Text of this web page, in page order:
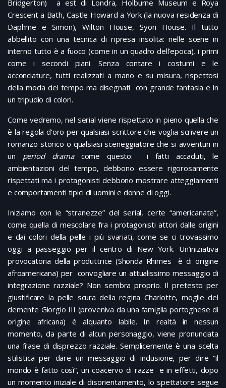
Bridgerton) a est di Londra, Holburne Museum e Roya
Crescent a Bath, Castle Howard a York (la nuova residenza di
Daphme e Simon), Wilton House, Syon House. Il tutto
abbellito con una tecnica di ripresa insolita: nelle scene in
interno tutto è a fuoco (come in un quadro dell’epoca), i primi
come i secondi piani. Senza contare i costumi e le
acconciature, tutti realizzati a mano e su misura, rispettosi
della moda del tempo ma disegnati con grande fantasia e in
un tripudio di colori.
Come vedremo, nel serial viene rispettato in pieno quella che
è la regola d’oro per qualsiasi scrittore che voglia scrivere un
romanzo storico o qualsiasi sceneggiatore che si avventuri in
un period dramacome questo: i fatti accaduti, le
ambientazioni del tempo, debbono essere rigorosamente
rispettati ma i protagonisti debbono mostrare atteggiamenti
e comportamenti tipici di uomini e donne di oggi.
Iniziamo con le “stranezze” del serial, certe “americanate”,
come quella di mescolare fra i protagonisti attori dalle origini
e dai colori della pelle i più svariati, come se ci trovassimo
oggi a passeggio per il centro di New York. Un’iniziativa
provocatoria della produttrice (Shonda Rhimes è di origine
afroamericana) per convogliare un attualissimo messaggio di
integrazione razziale? Non sembra proprio. Il pretesto per
giustificare la pelle scura della regina Charlotte, moglie del
demente Giorgio III (proveniva da una famiglia portoghese di
origine africana) è alquanto labile. In realtà in nessun
momento, da parte di alcun personaggio, viene pronunciata
una frase di disprezzo razziale. Semplicemente è una scelta
stilistica per dare un messaggio di inclusione, per dire “il
mondo è fatto così”, un coacervo di razze e in effetti, dopo
un momento iniziale di disorientamento, lo spettatore segue